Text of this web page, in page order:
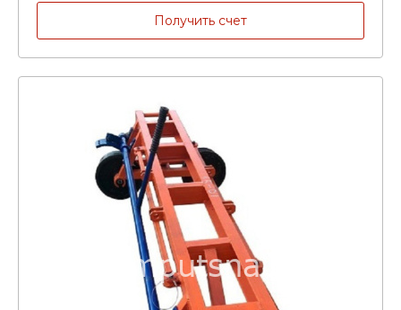
Получить счет